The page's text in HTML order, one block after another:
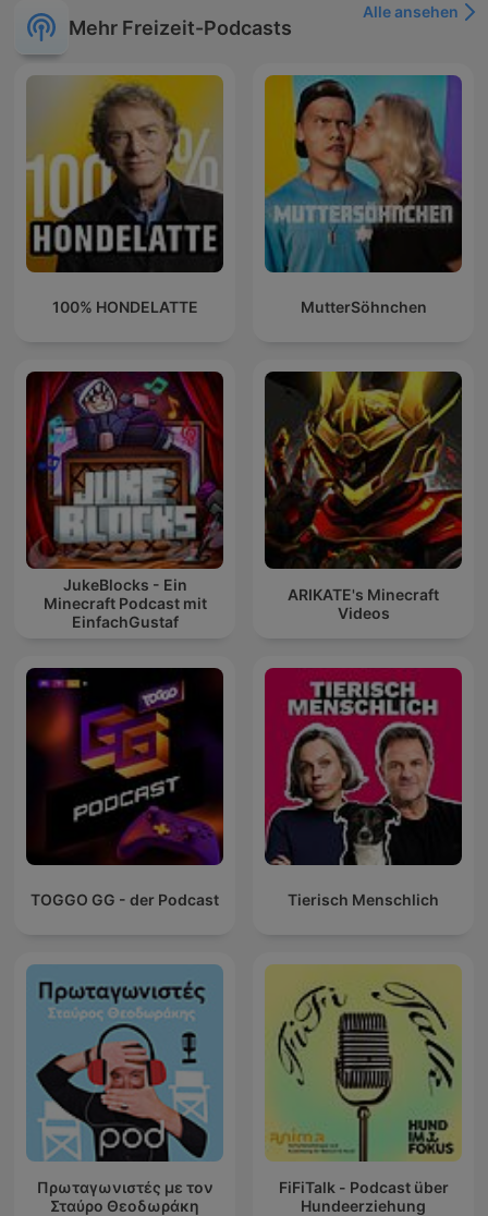
Mehr Freizeit-Podcasts
Alle ansehen
100% HONDELATTE MutterSöhnchen
JukeBlocks - Ein
Minecraft Podcast mit
EinfachGustaf
ARIKATE's Minecraft
Videos
TOGGO GG - der Podcast Tierisch Menschlich
Πρωταγωνιστές με τον
Σταύρο Θεοδωράκη
FiFiTalk - Podcast über
Hundeerziehung